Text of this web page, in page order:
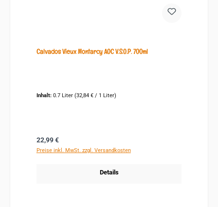
Calvados Vieux Montarcy AOC V.S.O.P. 700ml
Inhalt: 0.7 Liter (32,84 € / 1 Liter)
Regulärer Preis:
22,99 €
Preise inkl. MwSt. zzgl. Versandkosten
Details